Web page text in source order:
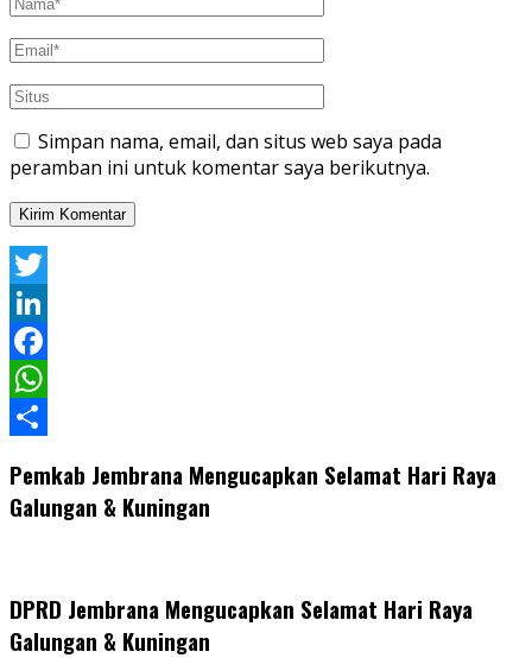
Simpan nama, email, dan situs web saya pada
peramban ini untuk komentar saya berikutnya.
Twitter
LinkedIn
Facebook
WhatsApp
Pemkab Jembrana Mengucapkan Selamat Hari Raya
Galungan & Kuningan
DPRD Jembrana Mengucapkan Selamat Hari Raya
Galungan & Kuningan